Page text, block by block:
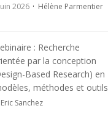
2026 Hélène Parmentier
: Recherche
par la conception
Based Research) en
méthodes et outils
Eric Sanchez